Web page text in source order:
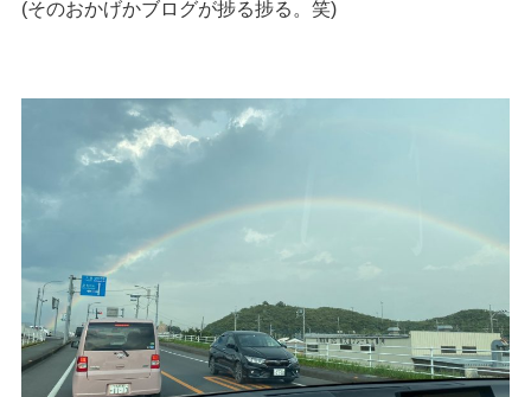
(そのおかげかブログが捗る捗る。笑)